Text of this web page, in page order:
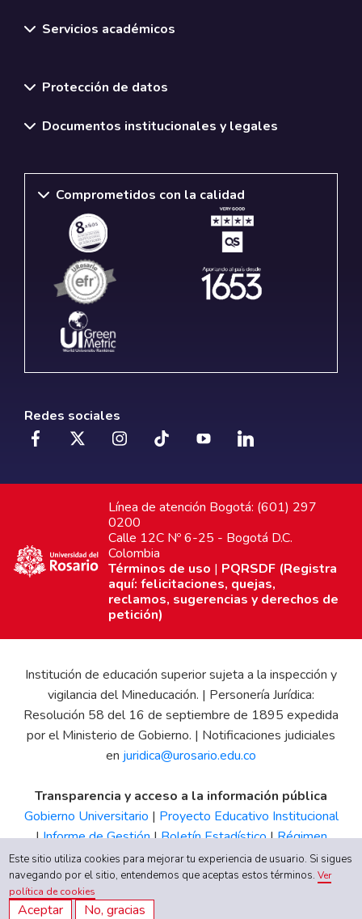
Servicios académicos
Protección de datos
Documentos institucionales y legales
Comprometidos con la calidad
Redes sociales
Línea de atención Bogotá: (601) 297
0200
Calle 12C Nº 6-25 - Bogotá D.C.
Colombia
Términos de uso | PQRSDF (Registra
aquí: felicitaciones, quejas,
reclamos, sugerencias y derechos de
petición)
Institución de educación superior sujeta a la inspección y
vigilancia del Mineducación. | Personería Jurídica:
Resolución 58 del 16 de septiembre de 1895 expedida
por el Ministerio de Gobierno. | Notificaciones judiciales
en juridica@urosario.edu.co
Transparencia y acceso a la información pública
Gobierno Universitario | Proyecto Educativo Institucional
|Informe de Gestión|Boletín Estadístico|Régimen
Tributario|Estados Financieros |Código de Ética| Canal
de Integridad UR
Este sitio utiliza cookies para mejorar tu experiencia de usuario. Si sigues
navegando por el sitio, entendemos que aceptas estos términos.Ver
política de cookies
Aceptar No, gracias